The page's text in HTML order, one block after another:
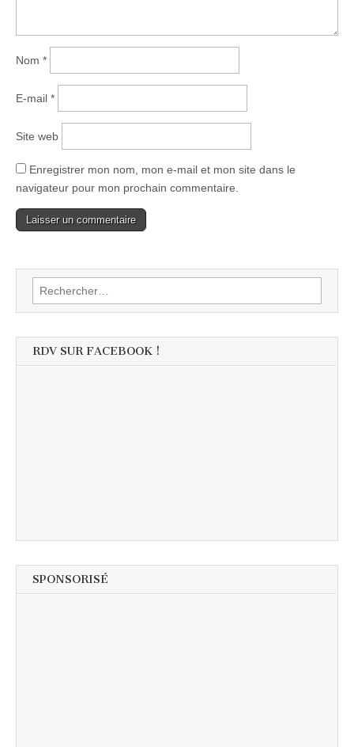
Nom *
E-mail *
Site web
Enregistrer mon nom, mon e-mail et mon site dans le
navigateur pour mon prochain commentaire.
Rechercher :
RDV SUR FACEBOOK !
SPONSORISÉ